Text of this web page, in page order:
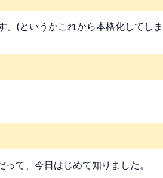
。(というかこれから本格化してし
て、今日はじめて知りました。